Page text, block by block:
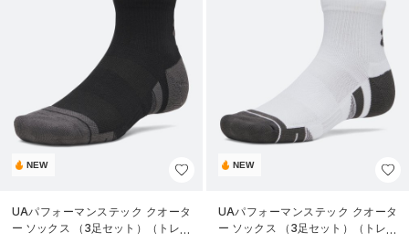
NEW
UAパフォーマンステック クオータ
ー ソックス （3足セット）（トレー
NEW
UAパフォーマンステック クオータ
ー ソックス （3足セット）（トレー